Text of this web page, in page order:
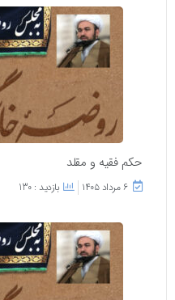
حکم فقیه و مقلد
۶ مرداد ۱۴۰۵ بازدید : 130